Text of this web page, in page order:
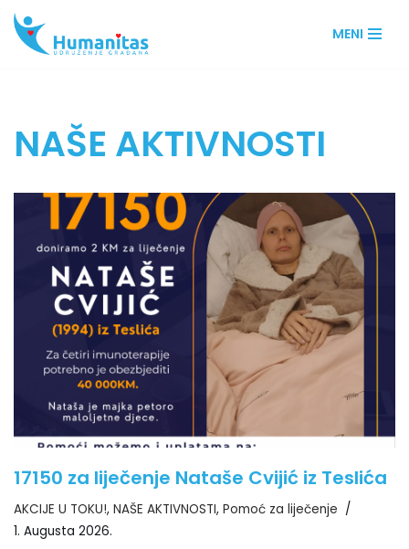
Skip
MENI
NAŠE AKTIVNOSTI
17150 za liječenje Nataše Cvijić iz Teslića
AKCIJE U TOKU!, NAŠE AKTIVNOSTI, Pomoć za liječenje
1. Augusta 2026.